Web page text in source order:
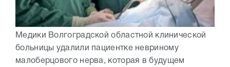
Медики Волгоградской областной клинической
больницы удалили пациентке невриному
малоберцового нерва, которая в будущем